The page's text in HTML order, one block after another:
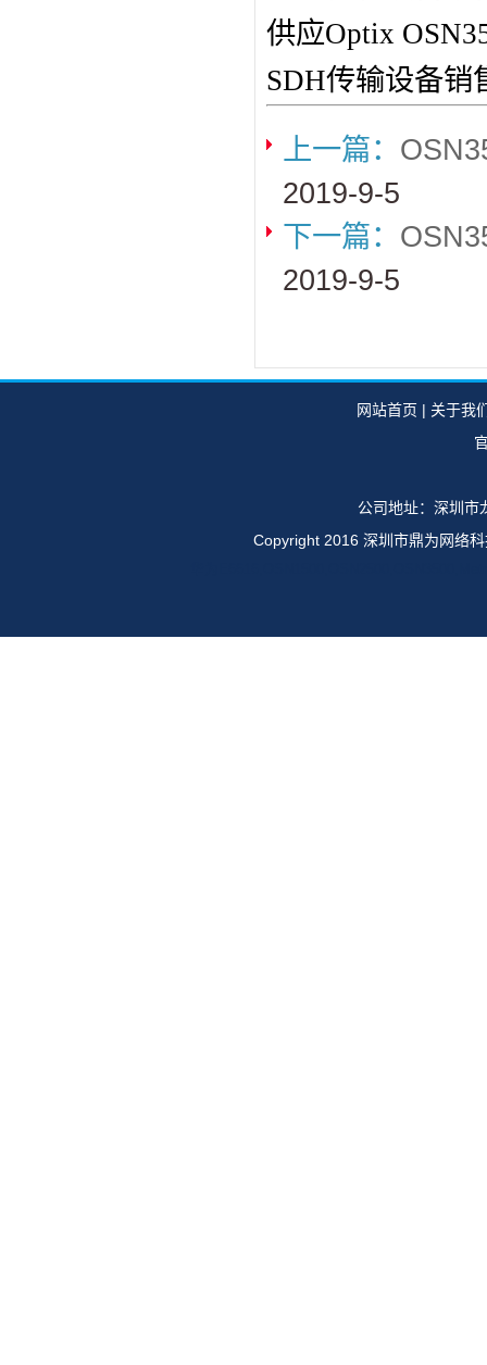
供应Optix
SDH传输设备销
上一篇：
2019-9-5
下一篇：
2019-9-5
网站首页 | 关于我
公司地址：深圳市
Copyright 2016 深圳市鼎为网络